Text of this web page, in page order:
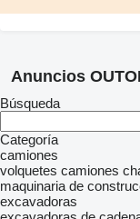
Anuncios
Búsqueda
Categoría
camiones
volquetes camiones
maquinaria de
excavadoras